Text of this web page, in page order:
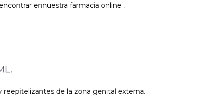
ennuestra farmacia online .
de la zona genital externa.